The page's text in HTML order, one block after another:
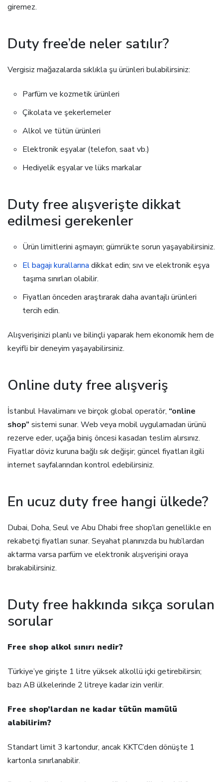
giremez.
Duty free’de neler satılır?
Vergisiz mağazalarda sıklıkla şu ürünleri bulabilirsiniz:
Parfüm ve kozmetik ürünleri
Çikolata ve şekerlemeler
Alkol ve tütün ürünleri
Elektronik eşyalar (telefon, saat vb.)
Hediyelik eşyalar ve lüks markalar
Duty free alışverişte dikkat
edilmesi gerekenler
Ürün limitlerini aşmayın; gümrükte sorun yaşayabilirsiniz.
El bagajı kurallarına dikkat edin; sıvı ve elektronik eşya
taşıma sınırları olabilir.
Fiyatları önceden araştırarak daha avantajlı ürünleri
tercih edin.
Alışverişinizi planlı ve bilinçli yaparak hem ekonomik hem de
keyifli bir deneyim yaşayabilirsiniz.
Online duty free alışveriş
İstanbul Havalimanı ve birçok global operatör, “online
shop” sistemi sunar. Web veya mobil uygulamadan ürünü
rezerve eder, uçağa biniş öncesi kasadan teslim alırsınız.
Fiyatlar döviz kuruna bağlı sık değişir; güncel fiyatları ilgili
internet sayfalarından kontrol edebilirsiniz.
En ucuz duty free hangi ülkede?
Dubai, Doha, Seul ve Abu Dhabi free shop’ları genellikle en
rekabetçi fiyatları sunar. Seyahat planınızda bu hub’lardan
aktarma varsa parfüm ve elektronik alışverişini oraya
bırakabilirsiniz.
Duty free hakkında sıkça sorulan
sorular
Free shop alkol sınırı nedir?
Türkiye’ye girişte 1 litre yüksek alkollü içki getirebilirsin;
bazı AB ülkelerinde 2 litreye kadar izin verilir.
Free shop’lardan ne kadar tütün mamülü
alabilirim?
Standart limit 3 kartondur, ancak KKTC’den dönüşte 1
kartonla sınırlanabilir.